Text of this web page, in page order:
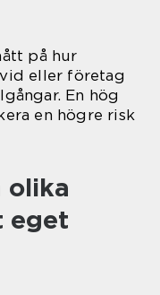
på hur
eller företag
En hög
en högre risk
olika
eget